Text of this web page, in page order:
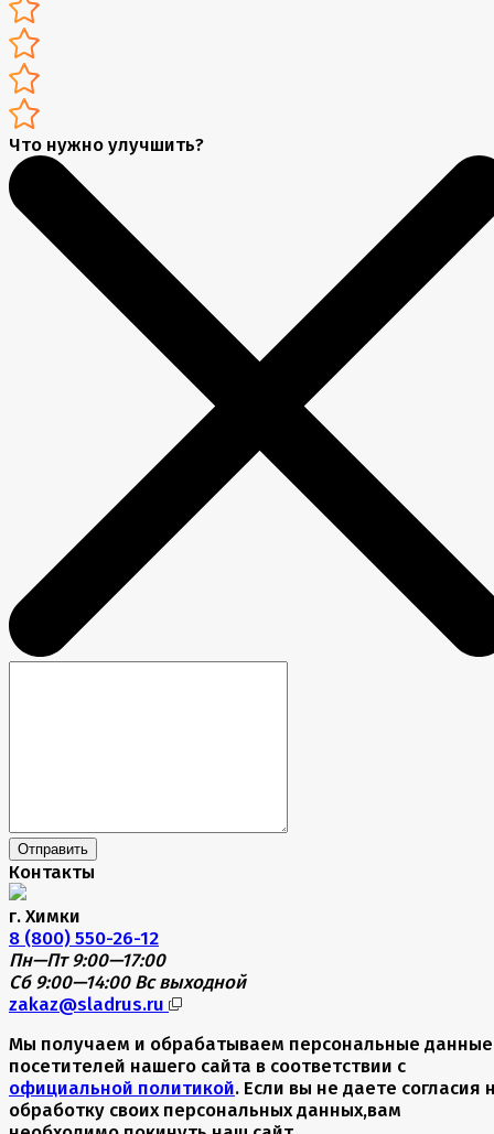
Что нужно улучшить?
Отправить
Контакты
г. Химки
8 (800) 550-26-12
Пн—Пт 9:00—17:00
Сб 9:00—14:00 Вс выходной
zakaz@sladrus.ru
Мы получаем и обрабатываем персональные данные
посетителей нашего сайта в соответствии с
официальной политикой. Если вы не даете согласия
обработку своих персональных данных,вам